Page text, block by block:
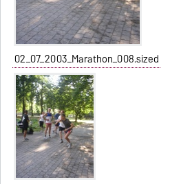
02_07_2003_Marathon_008.sized